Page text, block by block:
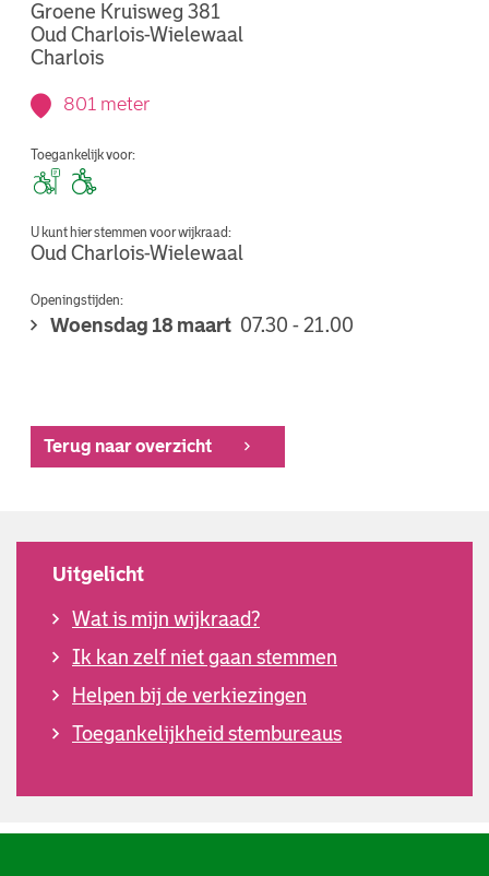
Groene Kruisweg 381
Oud Charlois-Wielewaal
Charlois
801 meter
Toegankelijk voor:
U kunt hier stemmen voor wijkraad:
Oud Charlois-Wielewaal
Openingstijden:
Woensdag 18 maart 07.30 - 21.00
Terug naar overzicht
Uitgelicht
Wat is mijn wijkraad?
Ik kan zelf niet gaan stemmen
Helpen bij de verkiezingen
Toegankelijkheid stembureaus